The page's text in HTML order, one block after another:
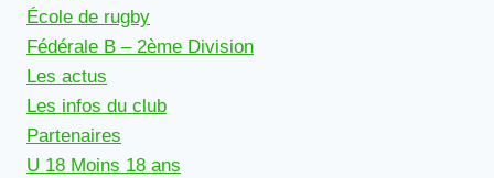
École de rugby
Fédérale B – 2ème Division
Les actus
Les infos du club
Partenaires
U 18 Moins 18 ans